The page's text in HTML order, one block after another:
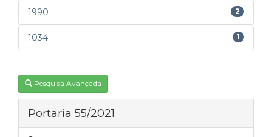
1990 2
1034 1
Pesquisa Avançada
Portaria 55/2021